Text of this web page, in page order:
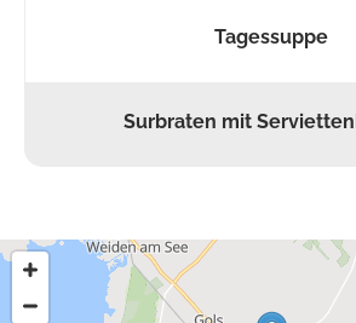
Tagessuppe
Surbraten mit